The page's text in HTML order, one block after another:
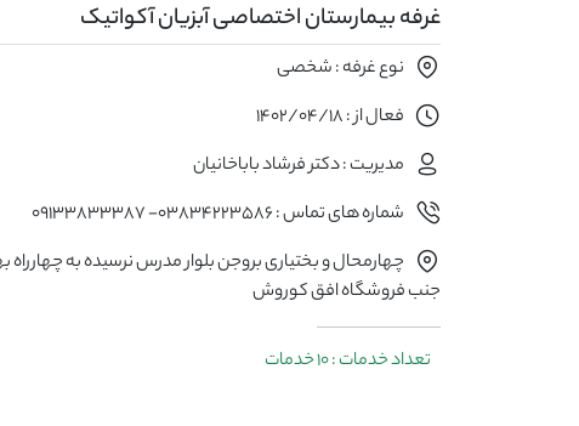
غرفه بیمارستان اختصاصی آبزیان آکواتیک
نوع غرفه : شخصی
فعال از : 1402/04/18
مدیریت : دکتر فرشاد باباخانیان
شماره های تماس : 03834223586- 09133833387
چهارمحال و بختیاری بروجن بلوار مدرس نرسیده به
جنب فروشگاه افق کوروش
تعداد خدمات : 10 خدمات